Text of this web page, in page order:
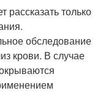
рассказать только
обследование
крови. В случае